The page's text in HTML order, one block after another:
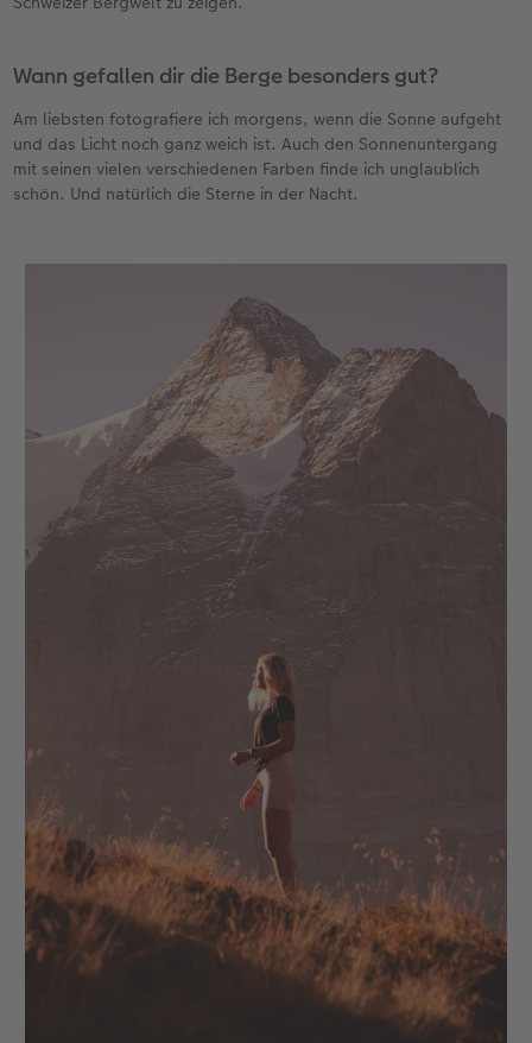
Wann gefallen dir die Berge besonders gut?
Am liebsten fotografiere ich morgens, wenn die Sonne aufgeht
und das Licht noch ganz weich ist. Auch den Sonnenuntergang
mit seinen vielen verschiedenen Farben finde ich unglaublich
schön. Und natürlich die Sterne in der Nacht.